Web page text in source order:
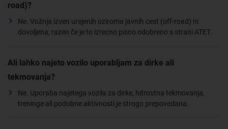
road)?
Ne. Vožnja izven urejenih oziroma javnih cest (off-road) ni
dovoljena, razen če je to izrecno pisno odobreno s strani ATET.
Ali lahko najeto vozilo uporabljam za dirke ali
tekmovanja?
Ne. Uporaba najetega vozila za dirke, hitrostna tekmovanja,
treninge ali podobne aktivnosti je strogo prepovedana.